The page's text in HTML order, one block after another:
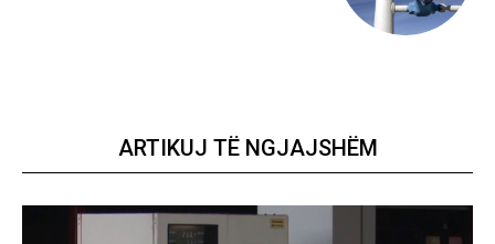
ARTIKUJ TË NGJAJSHËM